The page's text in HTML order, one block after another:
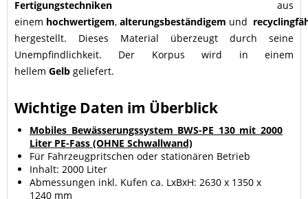
Fertigungstechniken aus
einem hochwertigem, alterungsbeständigem und
hergestellt. Dieses Material überzeugt durch seine
Unempfindlichkeit. Der Korpus wird in einem
hellem Gelb geliefert.
Wichtige Daten im Überblick
Mobiles Bewässerungssystem BWS-PE 130 mit 2000
Liter PE-Fass (OHNE Schwallwand)
Für Fahrzeugpritschen oder stationären Betrieb
Inhalt: 2000 Liter
Abmessungen inkl. Kufen ca. LxBxH: 2630 x 1350 x
1240 mm